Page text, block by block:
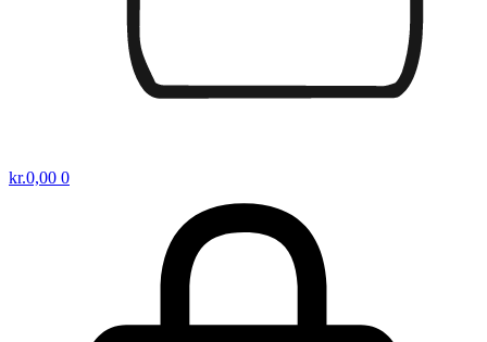
kr.0,00 0